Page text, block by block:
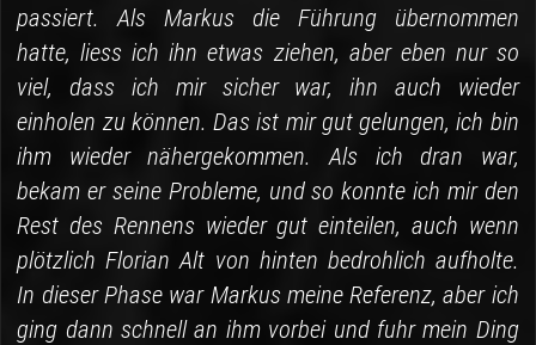
passiert. Als Markus die Führung übernommen
hatte, liess ich ihn etwas ziehen, aber eben nur so
viel, dass ich mir sicher war, ihn auch wieder
einholen zu können. Das ist mir gut gelungen, ich bin
ihm wieder nähergekommen. Als ich dran war,
bekam er seine Probleme, und so konnte ich mir den
Rest des Rennens wieder gut einteilen, auch wenn
plötzlich Florian Alt von hinten bedrohlich aufholte.
In dieser Phase war Markus meine Referenz, aber ich
ging dann schnell an ihm vorbei und fuhr mein Ding